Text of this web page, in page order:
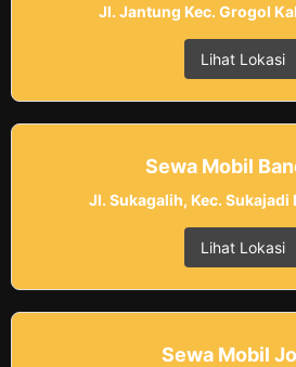
Jl. Jantung Kec. Grogol
Lihat Lokasi
Sewa Mobil
Jl. Sukagalih, Kec. Sukajadi
Lihat Lokasi
Sewa Mobil